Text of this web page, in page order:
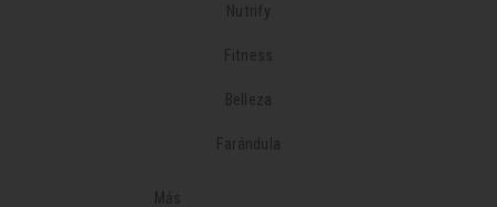
Nutrify
Fitness
Belleza
Farándula
Más